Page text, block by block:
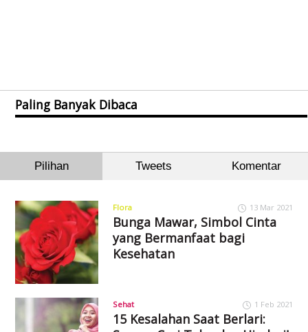
Paling Banyak Dibaca
Pilihan Tweets Komentar
Flora 13 Mar 2021
Bunga Mawar, Simbol Cinta
yang Bermanfaat bagi
Kesehatan
Sehat 1 Feb 2021
15 Kesalahan Saat Berlari: